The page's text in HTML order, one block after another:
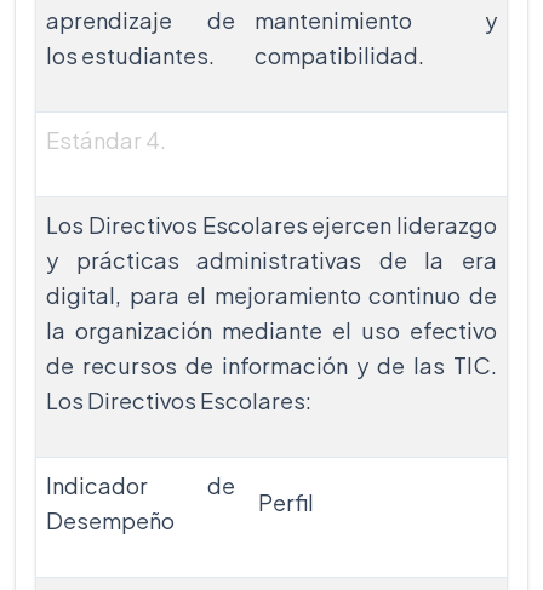
aprendizaje de
los estudiantes.
mantenimiento y
compatibilidad.
Estándar 4.
Los Directivos Escolares ejercen liderazgo
y prácticas administrativas de la era
digital, para el mejoramiento continuo de
la organización mediante el uso efectivo
de recursos de información y de las TIC.
Los Directivos Escolares:
Indicador de
Desempeño
Perfil